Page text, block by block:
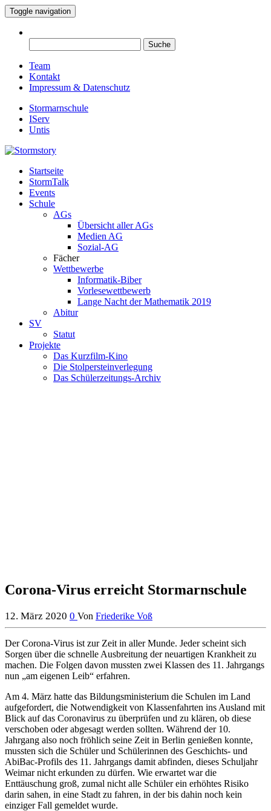
Toggle navigation
nach:
Team
Kontakt
Impressum & Datenschutz
Stormarnschule
IServ
Untis
Stormstory
Eure digitale Schülerzeitung
Startseite
StormTalk
Events
Schule
AGs
Übersicht aller AGs
Medien AG
Sozial-AG
Fächer
Wettbewerbe
Informatik-Biber
Vorlesewettbewerb
Lange Nacht der Mathematik 2019
Abitur
SV
Statut
Projekte
Das Kurzfilm-Kino
Die Stolpersteinverlegung
Das Schülerzeitungs-Archiv
Corona-Virus erreicht Stormarnschule
12. März 2020 0 Von Friederike Voß
Der Corona-Virus ist zur Zeit in aller Munde. Jeder scheint sich
Sorgen über die schnelle Ausbreitung der neuartigen Krankheit zu
machen. Die Folgen davon mussten zwei Klassen des 11. Jahrgangs
nun „am eigenen Leib“ erfahren.
Am 4. März hatte das Bildungsministerium die Schulen im Land
aufgefordert, die Notwendigkeit von Klassenfahrten ins Ausland mit
Blick auf das Coronavirus zu überprüfen und zu klären, ob diese
verschoben oder abgesagt werden sollten. Während der 10.
Jahrgang also noch fröhlich seine Zeit in Berlin genießen konnte,
mussten sich die Schüler und Schülerinnen des Geschichts- und
AbiBac-Profils des 11. Jahrgangs damit abfinden, dieses Schuljahr
Weimar nicht erkunden zu dürfen. Wie erwartet war die
Enttäuschung groß, zumal nicht alle Schüler ein erhöhtes Risiko
darin sahen, in eine Stadt zu fahren, in der bis dahin noch kein
einziger Fall gemeldet wurde.